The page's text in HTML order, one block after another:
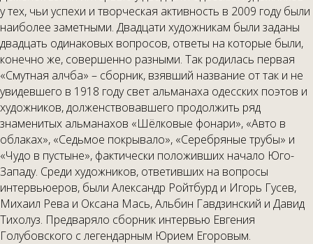
у тех, чьи успехи и творческая активность в 2009 году были
наиболее заметными. Двадцати художникам были заданы
двадцать одинаковых вопросов, ответы на которые были,
конечно же, совершенно разными. Так родилась первая
«Смутная алчба» – сборник, взявший название от так и не
увидевшего в 1918 году свет альманаха одесских поэтов и
художников, долженствовавшего продолжить ряд
знаменитых альманахов «Шёлковые фонари», «Авто в
облаках», «Седьмое покрывало», «Серебряные трубы» и
«Чудо в пустыне», фактически положивших начало Юго-
Западу. Среди художников, ответивших на вопросы
интервьюеров, были Александр Ройтбурд и Игорь Гусев,
Михаил Рева и Оксана Мась, Альбин Гавдзинский и Давид
Тихолуз. Предваряло сборник интервью Евгения
Голубовского с легендарным Юрием Егоровым.